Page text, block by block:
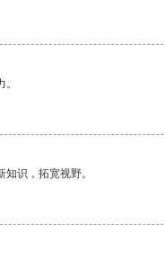
识，拓宽视野。